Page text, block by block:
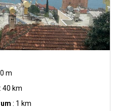
m
: 40 km
: 1 km